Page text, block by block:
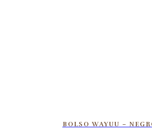
BOLSO WAYUU –